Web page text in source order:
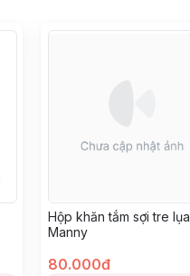
Hộp khăn tắm sợi tre lụa
Manny
80.000đ